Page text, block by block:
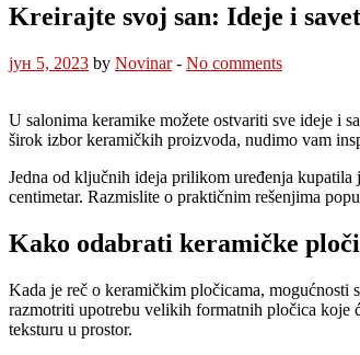
Kreirajte svoj san: Ideje i
јун 5, 2023 by Novinar- No comments
U salonima keramike možete ostvariti sve ideje i
širok izbor keramičkih proizvoda, nudimo vam
Jedna od ključnih ideja prilikom uređenja
centimetar. Razmislite o praktičnim rešenjima
Kako odabrati keramičke
Kada je reč o keramičkim pločicama, mogućnosti
razmotriti upotrebu velikih formatnih pločica koje
teksturu u prostor.